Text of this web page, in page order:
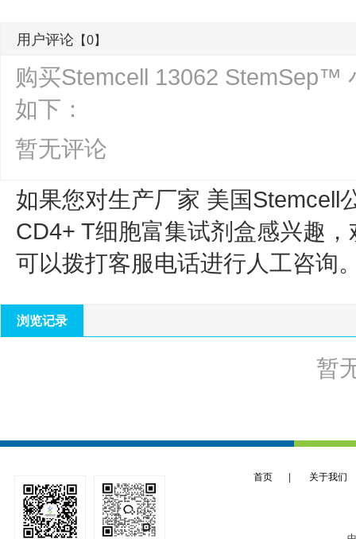
用户评论 【0】
购买Stemcell 13062 StemSep™
如下：
暂无评论
如果您对生产厂家 美国Stemcell
CD4+ T细胞富集试剂盒感兴趣，
可以拨打客服电话进行人工咨询
浏览记录
暂
首页 关于我们